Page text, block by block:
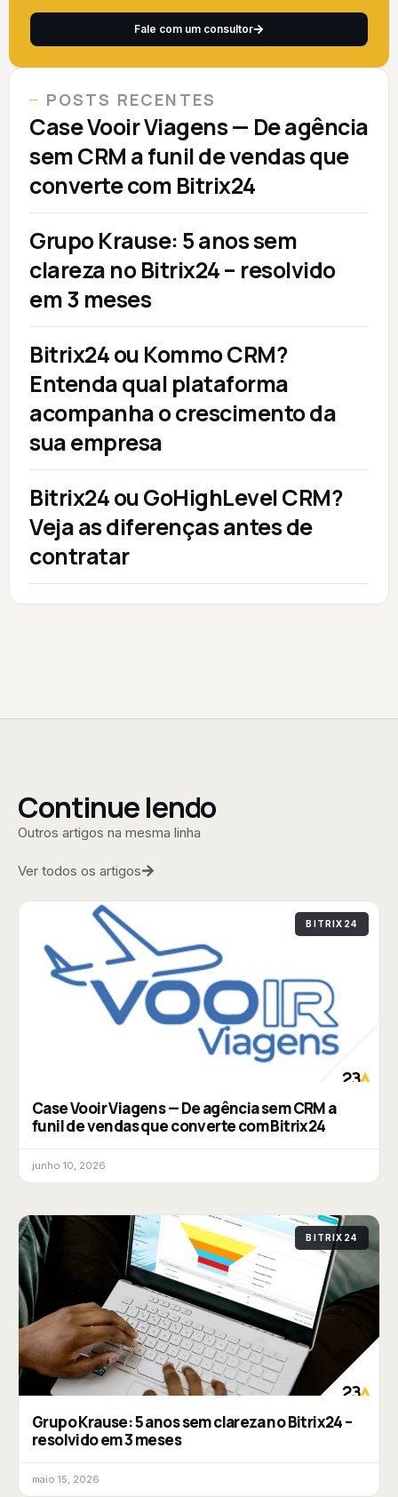
Fale com um consultor
POSTS RECENTES
Case Vooir Viagens — De agência
sem CRM a funil de vendas que
converte com Bitrix24
Grupo Krause: 5 anos sem
clareza no Bitrix24 – resolvido
em 3 meses
Bitrix24 ou Kommo CRM?
Entenda qual plataforma
acompanha o crescimento da
sua empresa
Bitrix24 ou GoHighLevel CRM?
Veja as diferenças antes de
contratar
Continue lendo
Outros artigos na mesma linha
Ver todos os artigos
BITRIX24
Case Vooir Viagens — De agência sem CRM a
funil de vendas que converte com Bitrix24
junho 10, 2026
BITRIX24
Grupo Krause: 5 anos sem clareza no Bitrix24 –
resolvido em 3 meses
maio 15, 2026